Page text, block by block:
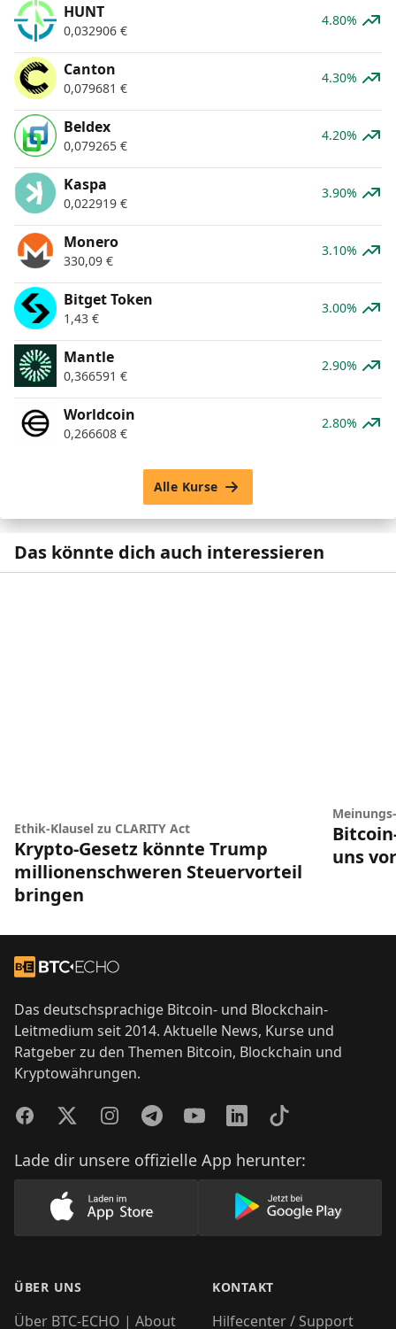
HUNT
0,032906 €
4.80%
Canton
0,079681 €
4.30%
Beldex
0,079265 €
4.20%
Kaspa
0,022919 €
3.90%
Monero
330,09 €
3.10%
Bitget Token
1,43 €
3.00%
Mantle
0,366591 €
2.90%
Worldcoin
0,266608 €
2.80%
Alle Kurse
Das könnte dich auch interessieren
Ethik-Klausel zu CLARITY Act
Krypto-Gesetz könnte Trump
millionenschweren Steuervorteil
bringen
uns
Zur Startseite
Das deutschsprachige Bitcoin- und Blockchain-
Leitmedium seit 2014. Aktuelle News, Kurse und
Ratgeber zu den Themen Bitcoin, Blockchain und
Kryptowährungen.
FacebookTwitterInstagramTelegramYouTubeLinkedInTikTok
Lade dir unsere offizielle App herunter:
Lade unsere App im AppStore herunter
Lade unsere
ÜBER UNS
Über BTC-ECHO | About
KONTAKT
Hilfecenter / Support